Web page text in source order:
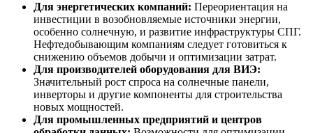
Для энергетических компаний: Переориентация на
инвестиции в возобновляемые источники энергии,
особенно солнечную, и развитие инфраструктуры СПГ.
Нефтедобывающим компаниям следует готовиться к
снижению объемов добычи и оптимизации затрат.
Для производителей оборудования для ВИЭ:
Значительный рост спроса на солнечные панели,
инверторы и другие компоненты для строительства
новых мощностей.
Для промышленных предприятий и центров